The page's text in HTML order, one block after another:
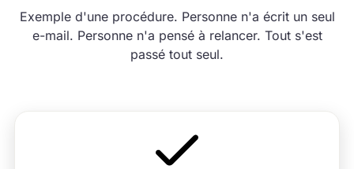
Exemple d'une procédure. Personne n'a écrit un seul
e-mail. Personne n'a pensé à relancer. Tout s'est
passé tout seul.